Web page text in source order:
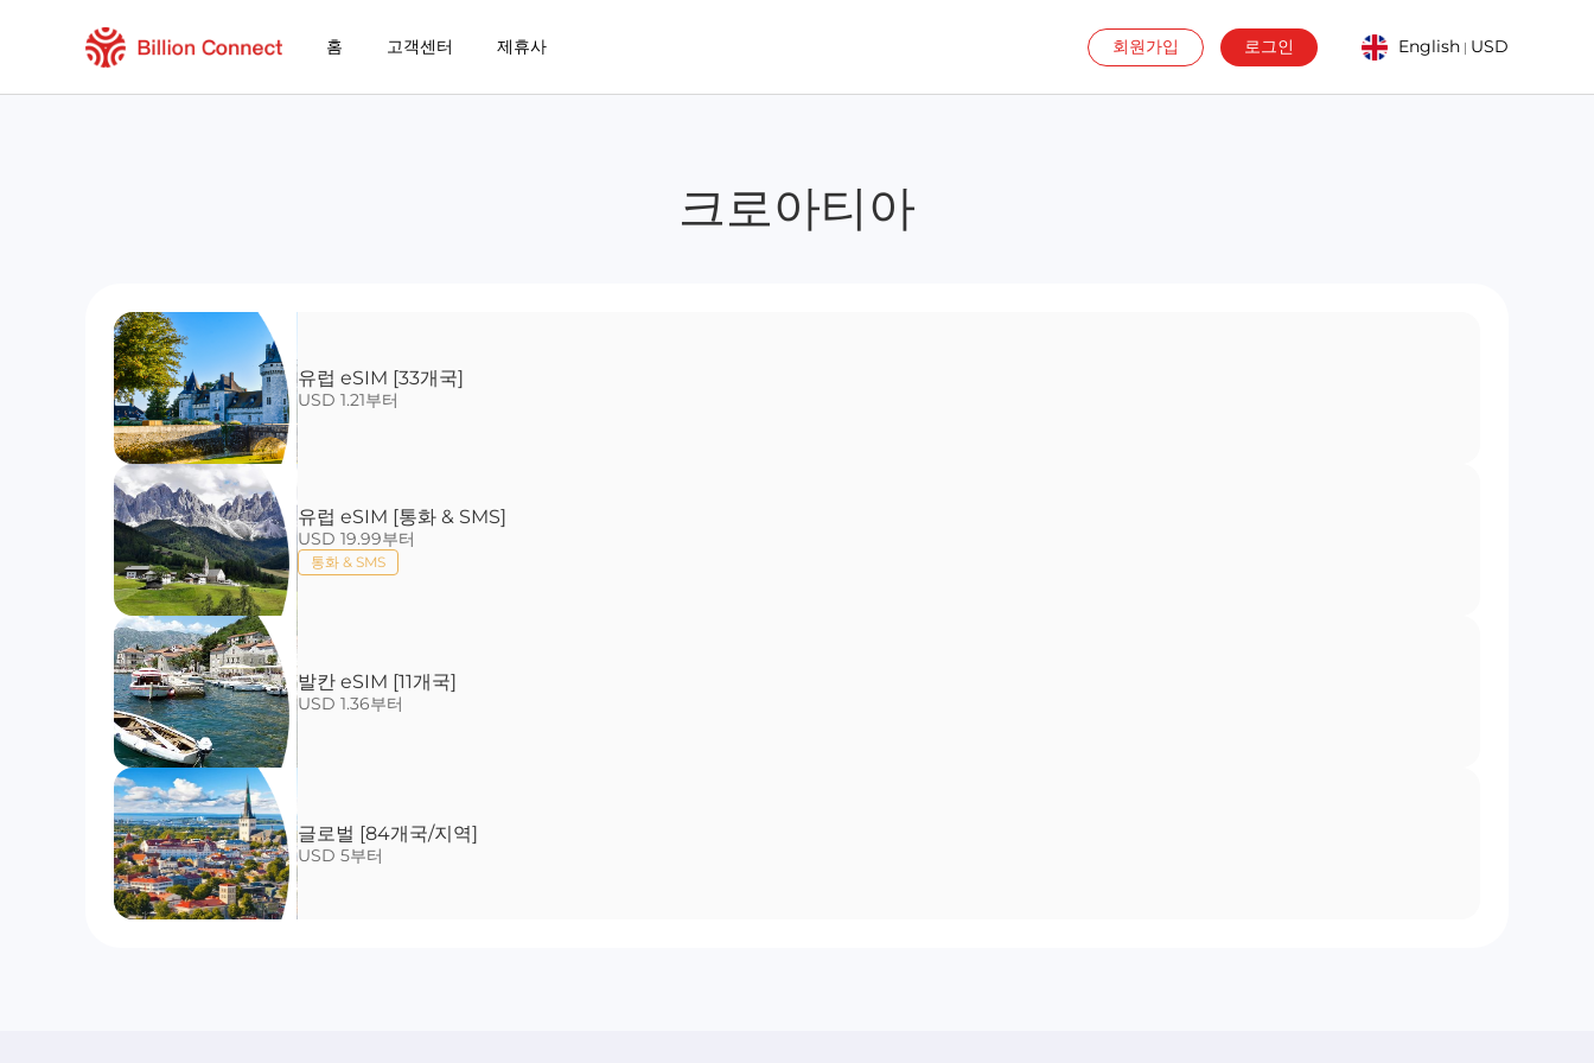
홈 고객센터 제휴사 회원가입 로그인 English | USD
크로아티아
유럽 eSIM [33개국]
USD 1.21부터
유럽 eSIM [통화 & SMS]
USD 19.99부터
통화 & SMS
발칸 eSIM [11개국]
USD 1.36부터
글로벌 [84개국/지역]
USD 5부터